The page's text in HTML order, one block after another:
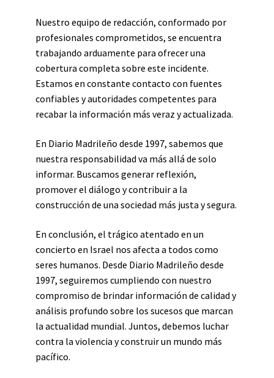
Nuestro equipo de redacción, conformado por
profesionales comprometidos, se encuentra
trabajando arduamente para ofrecer una
cobertura completa sobre este incidente.
Estamos en constante contacto con fuentes
confiables y autoridades competentes para
recabar la información más veraz y actualizada.
En Diario Madrileño desde 1997, sabemos que
nuestra responsabilidad va más allá de solo
informar. Buscamos generar reflexión,
promover el diálogo y contribuir a la
construcción de una sociedad más justa y segura.
En conclusión, el trágico atentado en un
concierto en Israel nos afecta a todos como
seres humanos. Desde Diario Madrileño desde
1997, seguiremos cumpliendo con nuestro
compromiso de brindar información de calidad y
análisis profundo sobre los sucesos que marcan
la actualidad mundial. Juntos, debemos luchar
contra la violencia y construir un mundo más
pacífico.